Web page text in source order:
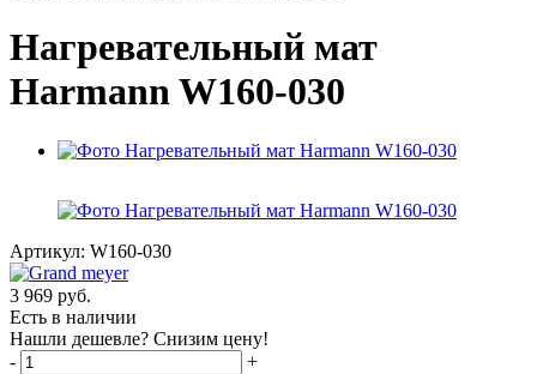
Нагревательный мат
Harmann W160-030
Артикул: W160-030
3 969 руб.
Есть в наличии
Нашли дешевле? Снизим цену!
-
+